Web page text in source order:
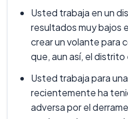
Usted trabaja en un
resultados muy bajos
crear un volante para
que, aun así, el
Usted trabaja para
recientemente ha
adversa por el